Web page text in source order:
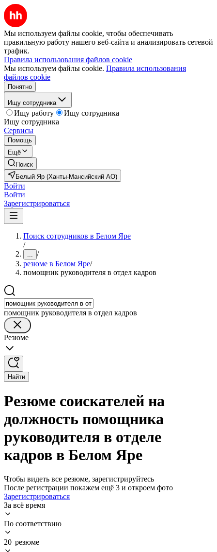
Мы используем файлы cookie, чтобы обеспечивать
правильную работу нашего веб-сайта и анализировать сетевой
трафик.
Правила использования файлов cookie
Мы используем файлы cookie. Правила использования
файлов cookie
Понятно
Ищу сотрудника
Ищу работу
Ищу сотрудника
Ищу сотрудника
Сервисы
Помощь
Ещё
Поиск
Белый Яр (Ханты-Мансийский АО)
Войти
Войти
Зарегистрироваться
Поиск сотрудников в Белом Яре
/
... /
резюме в Белом Яре/
помощник руководителя в отдел кадров
помощник руководителя в отдел кадров
Резюме
Найти
Резюме соискателей на
должность помощника
руководителя в отделе
кадров в Белом Яре
Чтобы видеть все резюме, зарегистрируйтесь
После регистрации покажем ещё 3 и откроем фото
Зарегистрироваться
За всё время
По соответствию
20 резюме